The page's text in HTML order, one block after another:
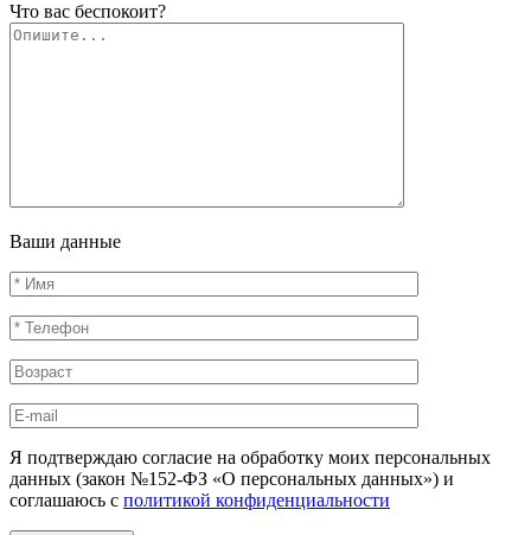
Что вас беспокоит?
Ваши данные
Я подтверждаю согласие на обработку моих персональных
данных (закон №152-ФЗ «О персональных данных») и
соглашаюсь с политикой конфиденциальности